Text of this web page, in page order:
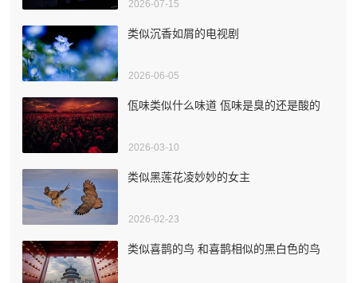
2026-07-15
类似沉香如屑的电视剧
2026-06-05
佤味类似什么味道 佤味是臭的还是酸的
2026-03-10
类似黑莲花凌妙妙的女主
2026-02-23
类似喜鹊的鸟 和喜鹊相似的黑白色的鸟